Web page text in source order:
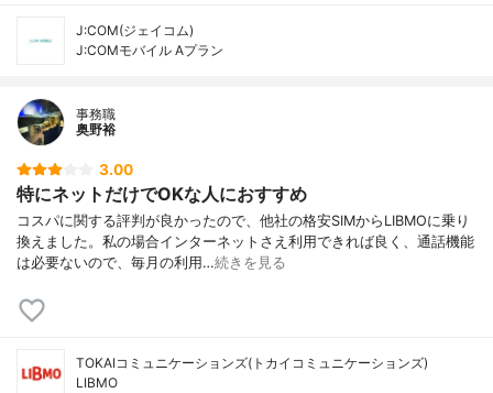
J:COM(ジェイコム)
J:COMモバイル Aプラン
事務職
奥野裕
3.00
特にネットだけでOKな人におすすめ
コスパに関する評判が良かったので、他社の格安SIMからLIBMOに乗り
換えました。私の場合インターネットさえ利用できれば良く、通話機能
は必要ないので、毎月の利用…続きを見る
TOKAIコミュニケーションズ(トカイコミュニケーションズ)
LIBMO